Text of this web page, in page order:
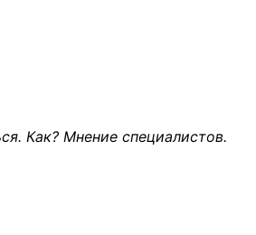
Как? Мнение специалистов.